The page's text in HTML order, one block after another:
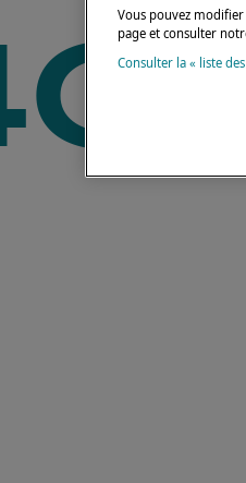
Vous pouvez
page et consulter
Consulter la « liste